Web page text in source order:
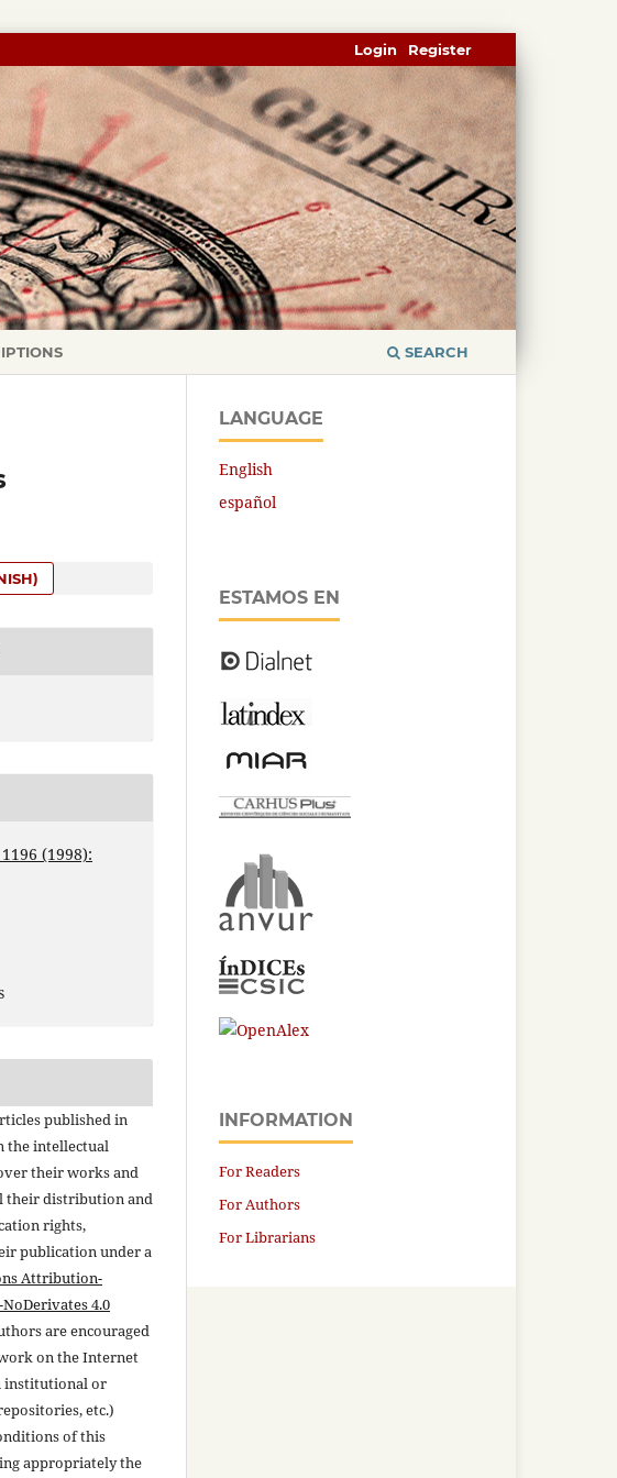
SEARCH
Register
Login
(1998):
published in
the intellectual
their works and
their distribution and
rights,
publication under a
Attribution-
4.0
are encouraged
on the Internet
institutional or
etc.)
of this
appropriately the
LANGUAGE
English
español
ESTAMOS EN
INFORMATION
For Readers
For Authors
For Librarians